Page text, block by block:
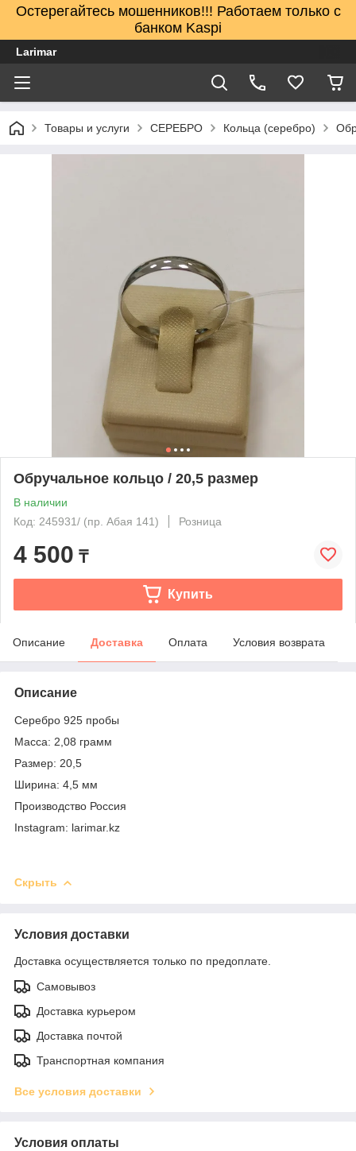
Остерегайтесь мошенников!!! Работаем только с
банком Kaspi
Larimar
Товары и услуги СЕРЕБРО Кольца (серебро)
Обручальное кольцо / 20,5 размер
В наличии
Код: 245931/ (пр. Абая 141)
Розница
4 500 ₸
Купить
Описание Доставка Оплата Условия возврата
Описание
Серебро 925 пробы
Масса: 2,08 грамм
Размер: 20,5
Ширина: 4,5 мм
Производство Россия
Instagram: larimar.kz
Скрыть
Условия доставки
Доставка осуществляется только по предоплате.
Самовывоз
Доставка курьером
Доставка почтой
Транспортная компания
Все условия доставки
Условия оплаты